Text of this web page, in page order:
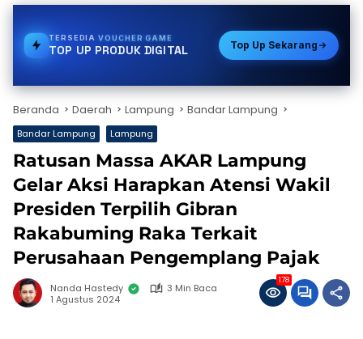
TERSEDIAPDAM
TOP UP PRODUK DIGITAL Top Up Sekarang
Beranda Daerah Lampung Bandar Lampung
Bandar Lampung Lampung
Ratusan Massa AKAR Lampung
Gelar Aksi Harapkan Atensi Wakil
Presiden Terpilih Gibran
Rakabuming Raka Terkait
Perusahaan Pengemplang Pajak
Nanda Hastedy
3 Min Baca
1 Agustus 2024
178